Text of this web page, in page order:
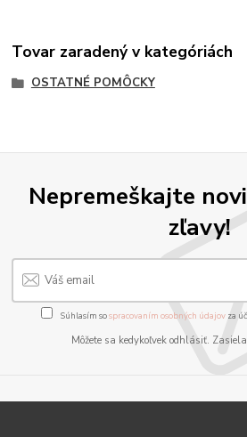
Tovar zaradený v kategóriách
OSTATNÉ POMÔCKY
Nepremeškajte
zľavy!
Súhlasím sospracovaním osobných údajov za
Môžete sa kedykoľvek odhlásiť.